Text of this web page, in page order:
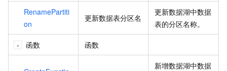
RenamePartiti
on
更新数据表分区名
更新数据湖中数据
表的分区名称。
函数 函数
新增数据湖中数据